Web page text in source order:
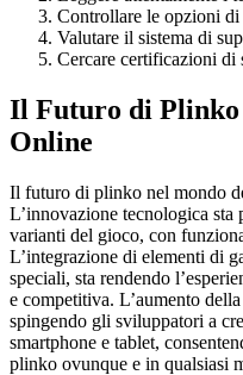
Controllare le opzioni di
Valutare il sistema di
Cercare certificazioni di
Il Futuro di Plinko
Online
Il futuro di plinko nel mondo
L’innovazione tecnologica
varianti del gioco, con
L’integrazione di elementi di
speciali, sta rendendo
e competitiva. L’aumento
spingendo gli sviluppatori a
smartphone e tablet,
plinko ovunque e in qualsiasi